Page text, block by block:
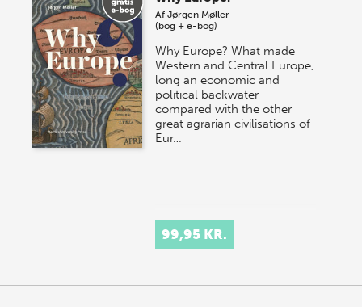
AfJørgen Møller
(bog + e-bog)
Why Europe? What made
Western and Central Europe,
long an economic and
political backwater
compared with the other
great agrarian civilisations of
Eur…
99,95 KR.